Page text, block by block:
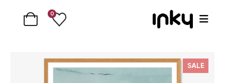
0
SALE